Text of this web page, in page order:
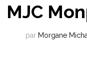
MJC
par Morgane